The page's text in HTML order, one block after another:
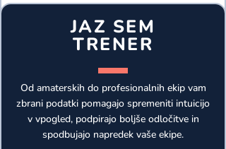
JAZ SEM
TRENER
Od amaterskih do profesionalnih ekip vam
zbrani podatki pomagajo spremeniti intuicijo
v vpogled, podpirajo boljše odločitve in
spodbujajo napredek vaše ekipe.